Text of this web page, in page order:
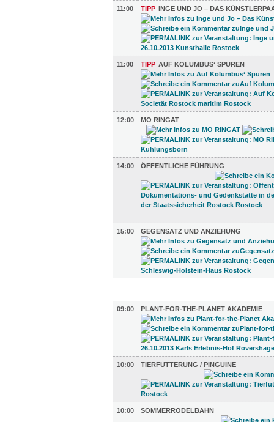
11:00 TIPP INGE UND JO – DAS
11:00 TIPP AUF KOLUMBUS‘ SPUREN
12:00 MO RINGAT
14:00 ÖFFENTLICHE FÜHRUNG
15:00 GEGENSATZ UND ANZIEHUNG
09:00
PLANT-FOR-THE-PLANET AKADEMIE
10:00 TIERFÜTTERUNG / PINGUINE
10:00 SOMMERRODELBAHN